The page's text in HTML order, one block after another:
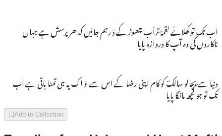
اب تک تو کھلائے لقمۂ تراَب چھوڑ کے دَ رہم جائیں کدھر پرسش ہے جہاں
ناکاروں کی وہ آپ کا دروازہ پایا
دنیا سے بچالو سالکؔ کو کام اپنی رضا کے اس سے لو اک یہ ہی تمنا باقی ہے اب
تک تو جو کچھ مانگا پایا
Add to Collection